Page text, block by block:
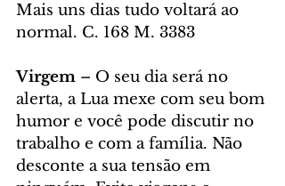
Mais uns dias tudo voltará ao
normal. C. 168 M. 3383
Virgem – O seu dia será no
alerta, a Lua mexe com seu bom
humor e você pode discutir no
trabalho e com a família. Não
desconte a sua tensão em